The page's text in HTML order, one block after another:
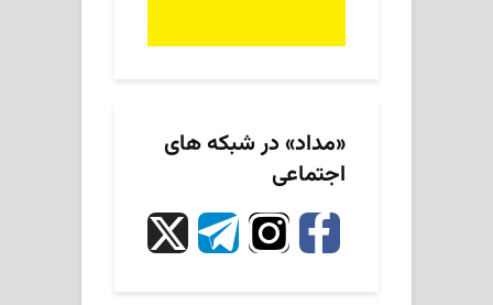
«مداد» در شبکه های
اجتماعی